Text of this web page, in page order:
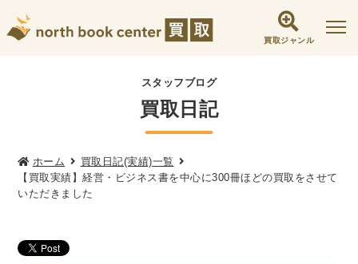
買取ジャンル
社会学書・人文書籍関係
哲学書・心理学・思想書
倫理学・道徳
文化人類学・民俗学
東洋哲学
現象学
西洋哲学 言語学 論理学
女性学
スタッフブログ
買取日記
ホーム
買取日記(実績)一覧
【買取実績】経営・ビジネス書を中心に300冊ほどの買取をさせて
いただきました